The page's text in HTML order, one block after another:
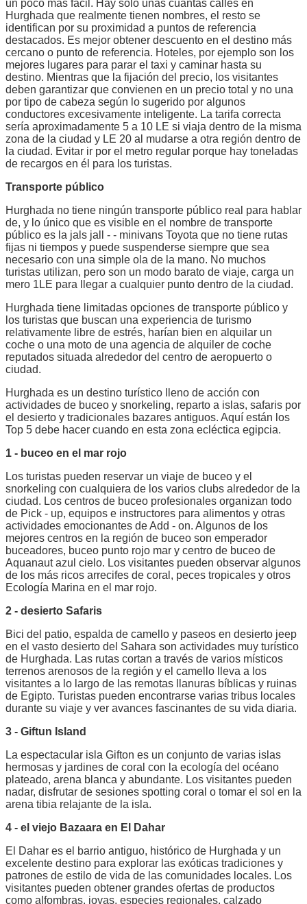
un poco más fácil. Hay sólo unas cuantas calles en
Hurghada que realmente tienen nombres, el resto se
identifican por su proximidad a puntos de referencia
destacados. Es mejor obtener descuento en el destino más
cercano o punto de referencia. Hoteles, por ejemplo son los
mejores lugares para parar el taxi y caminar hasta su
destino. Mientras que la fijación del precio, los visitantes
deben garantizar que convienen en un precio total y no una
por tipo de cabeza según lo sugerido por algunos
conductores excesivamente inteligente. La tarifa correcta
sería aproximadamente 5 a 10 LE si viaja dentro de la misma
zona de la ciudad y LE 20 al mudarse a otra región dentro de
la ciudad. Evitar ir por el metro regular porque hay toneladas
de recargos en él para los turistas.
Transporte público
Hurghada no tiene ningún transporte público real para hablar
de, y lo único que es visible en el nombre de transporte
público es la jals jall - - minivans Toyota que no tiene rutas
fijas ni tiempos y puede suspenderse siempre que sea
necesario con una simple ola de la mano. No muchos
turistas utilizan, pero son un modo barato de viaje, carga un
mero 1LE para llegar a cualquier punto dentro de la ciudad.
Hurghada tiene limitadas opciones de transporte público y
los turistas que buscan una experiencia de turismo
relativamente libre de estrés, harían bien en alquilar un
coche o una moto de una agencia de alquiler de coche
reputados situada alrededor del centro de aeropuerto o
ciudad.
Hurghada es un destino turístico lleno de acción con
actividades de buceo y snorkeling, reparto a islas, safaris por
el desierto y tradicionales bazares antiguos. Aquí están los
Top 5 debe hacer cuando en esta zona ecléctica egipcia.
1 - buceo en el mar rojo
Los turistas pueden reservar un viaje de buceo y el
snorkeling con cualquiera de los varios clubs alrededor de la
ciudad. Los centros de buceo profesionales organizan todo
de Pick - up, equipos e instructores para alimentos y otras
actividades emocionantes de Add - on. Algunos de los
mejores centros en la región de buceo son emperador
buceadores, buceo punto rojo mar y centro de buceo de
Aquanaut azul cielo. Los visitantes pueden observar algunos
de los más ricos arrecifes de coral, peces tropicales y otros
Ecología Marina en el mar rojo.
2 - desierto Safaris
Bici del patio, espalda de camello y paseos en desierto jeep
en el vasto desierto del Sahara son actividades muy turístico
de Hurghada. Las rutas cortan a través de varios místicos
terrenos arenosos de la región y el camello lleva a los
visitantes a lo largo de las remotas llanuras bíblicas y ruinas
de Egipto. Turistas pueden encontrarse varias tribus locales
durante su viaje y ver avances fascinantes de su vida diaria.
3 - Giftun Island
La espectacular isla Gifton es un conjunto de varias islas
hermosas y jardines de coral con la ecología del océano
plateado, arena blanca y abundante. Los visitantes pueden
nadar, disfrutar de sesiones spotting coral o tomar el sol en la
arena tibia relajante de la isla.
4 - el viejo Bazaara en El Dahar
El Dahar es el barrio antiguo, histórico de Hurghada y un
excelente destino para explorar las exóticas tradiciones y
patrones de estilo de vida de las comunidades locales. Los
visitantes pueden obtener grandes ofertas de productos
como alfombras, joyas, especies regionales, calzado